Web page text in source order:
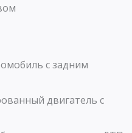
с задним
двигатель с